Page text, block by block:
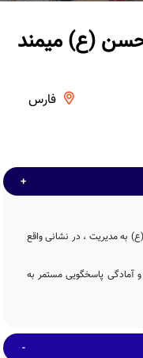
(ع) میمند
فارس
به مدیریت ، در نشانی واقع
آمادگی پاسخگویی مستمر به